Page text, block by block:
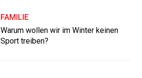
FAMILIE
Warum wollen wir im Winter keinen
Sport treiben?